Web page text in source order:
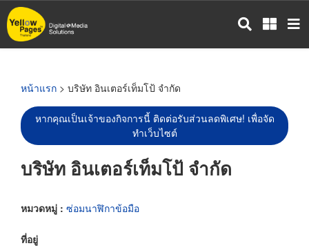
ข้าม
ไป
หน้าแรก > บริษัท อินเตอร์เท็มโป้ จำกัด
หากคุณเป็นเจ้าของกิจการนี้ ติดต่อรับส่วนลดพิเศษ! เพื่อจัด
ทำเว็บไซต์
บริษัท อินเตอร์เท็มโป้ จำกัด
หมวดหมู่ : ซ่อมนาฬิกาข้อมือ
ที่อยู่